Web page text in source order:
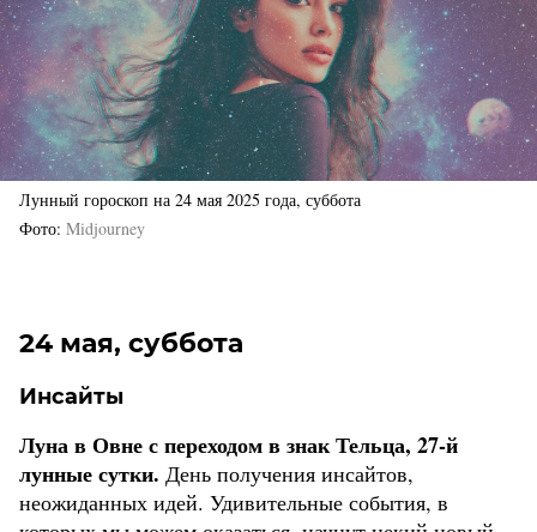
Лунный гороскоп на 24 мая 2025 года, суббота
Фото Midjourney
24 мая, суббота
Инсайты
Луна в Овне с переходом в знак Тельца, 27-й
лунные сутки. День получения инсайтов,
неожиданных идей. Удивительные события, в